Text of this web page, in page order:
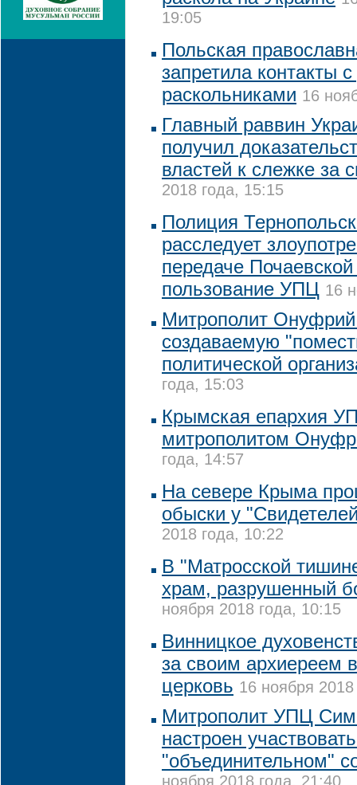
19:05
Польская
запретила контакты
раскольниками 16
Главный раввин
получил
властей к слежке за
2018 года, 15:15
Полиция
расследует
передаче
пользование УПЦ 16
Митрополит
создаваемую
политической
года, 15:03
Крымская епархия
митрополитом
года, 14:57
На севере Крыма
обыски у
2018 года, 10:22
В "Матросской
храм, разрушенный
ноября 2018 года, 10:15
Винницкое
за своим архиереем
церковь 16 ноября
Митрополит УПЦ
настроен
"объединительном"